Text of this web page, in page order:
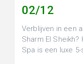
02/12
Verblijven in een
Sharm El
Spa is een luxe